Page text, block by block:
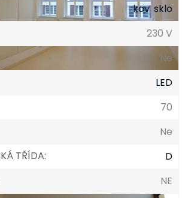
kov,sklo
230 V
Ne
LED
70
Ne
TŘÍDA: D
NE